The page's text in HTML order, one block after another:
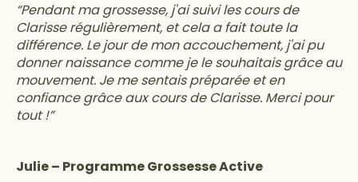
“Pendant ma grossesse, j'ai suivi les cours de
Clarisse régulièrement, et cela a fait toute la
différence. Le jour de mon accouchement, j'ai pu
donner naissance comme je le souhaitais grâce au
mouvement. Je me sentais préparée et en
confiance grâce aux cours de Clarisse. Merci pour
tout !”
Julie – Programme Grossesse Active